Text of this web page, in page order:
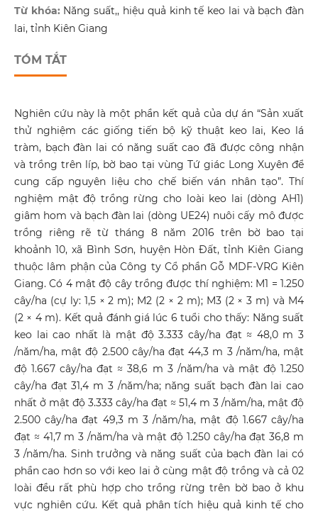
Từ khóa: Năng suất,, hiệu quả kinh tế keo lai và bạch đàn
lai, tỉnh Kiên Giang
TÓM TẮT
Nghiên cứu này là một phần kết quả của dự án “Sản xuất
thử nghiệm các giống tiến bộ kỹ thuật keo lai, Keo lá
tràm, bạch đàn lai có năng suất cao đã được công nhận
và trồng trên líp, bờ bao tại vùng Tứ giác Long Xuyên để
cung cấp nguyên liệu cho chế biến ván nhân tạo”. Thí
nghiệm mật độ trồng rừng cho loài keo lai (dòng AH1)
giâm hom và bạch đàn lai (dòng UE24) nuôi cấy mô được
trồng riêng rẽ từ tháng 8 năm 2016 trên bờ bao tại
khoảnh 10, xã Bình Sơn, huyện Hòn Đất, tỉnh Kiên Giang
thuộc lâm phận của Công ty Cổ phần Gỗ MDF-VRG Kiên
Giang. Có 4 mật độ cây trồng được thí nghiệm: M1 = 1.250
cây/ha (cự ly: 1,5 × 2 m); M2 (2 × 2 m); M3 (2 × 3 m) và M4
(2 × 4 m). Kết quả đánh giá lúc 6 tuổi cho thấy: Năng suất
keo lai cao nhất là mật độ 3.333 cây/ha đạt ≈ 48,0 m 3
/năm/ha, mật độ 2.500 cây/ha đạt 44,3 m 3 /năm/ha, mật
độ 1.667 cây/ha đạt ≈ 38,6 m 3 /năm/ha và mật độ 1.250
cây/ha đạt 31,4 m 3 /năm/ha; năng suất bạch đàn lai cao
nhất ở mật độ 3.333 cây/ha đạt ≈ 51,4 m 3 /năm/ha, mật độ
2.500 cây/ha đạt 49,3 m 3 /năm/ha, mật độ 1.667 cây/ha
đạt ≈ 41,7 m 3 /năm/ha và mật độ 1.250 cây/ha đạt 36,8 m
3 /năm/ha. Sinh trưởng và năng suất của bạch đàn lai có
phần cao hơn so với keo lai ở cùng mật độ trồng và cả 02
loài đều rất phù hợp cho trồng rừng trên bờ bao ở khu
vực nghiên cứu. Kết quả phân tích hiệu quả kinh tế cho